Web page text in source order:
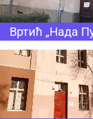
Вртић „Нада